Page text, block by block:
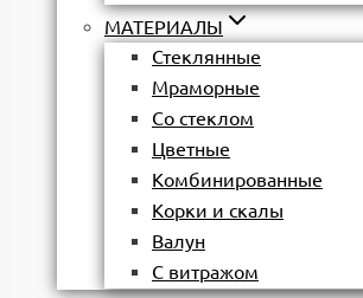
МАТЕРИАЛЫ
Стеклянные
Мраморные
Со стеклом
Цветные
Комбинированные
Корки и скалы
Валун
С витражом